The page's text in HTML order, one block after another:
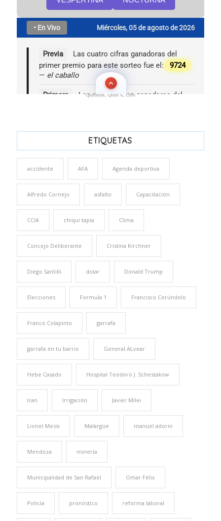
Quinielas, Quini 6, Loto
ETIQUETAS
accidente AFA Agenda deportiva
Alfredo Cornejo asfalto Capacitación
CCIA chiqui tapia Clima
Concejo Deliberante Cristina Kirchner
Diego Santilli dolar Donald Trump
Elecciones Formula 1 Francisco Cerúndolo
Franco Colapinto garrafa
garrafa en tu barrio General ALvear
Hebe Casado Hospital Teodoro J. Schestakow
Iran Irrigación Javier Milei
Lionel Messi Malargüe manuel adorni
Mendoza minería
Municipalidad de San Rafael Omar Félix
Policía pronóstico reforma laboral